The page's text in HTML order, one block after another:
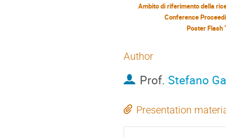
Ambito di riferimento della
Conference
Poster Flash
Author
Prof. Stefano
Presentation